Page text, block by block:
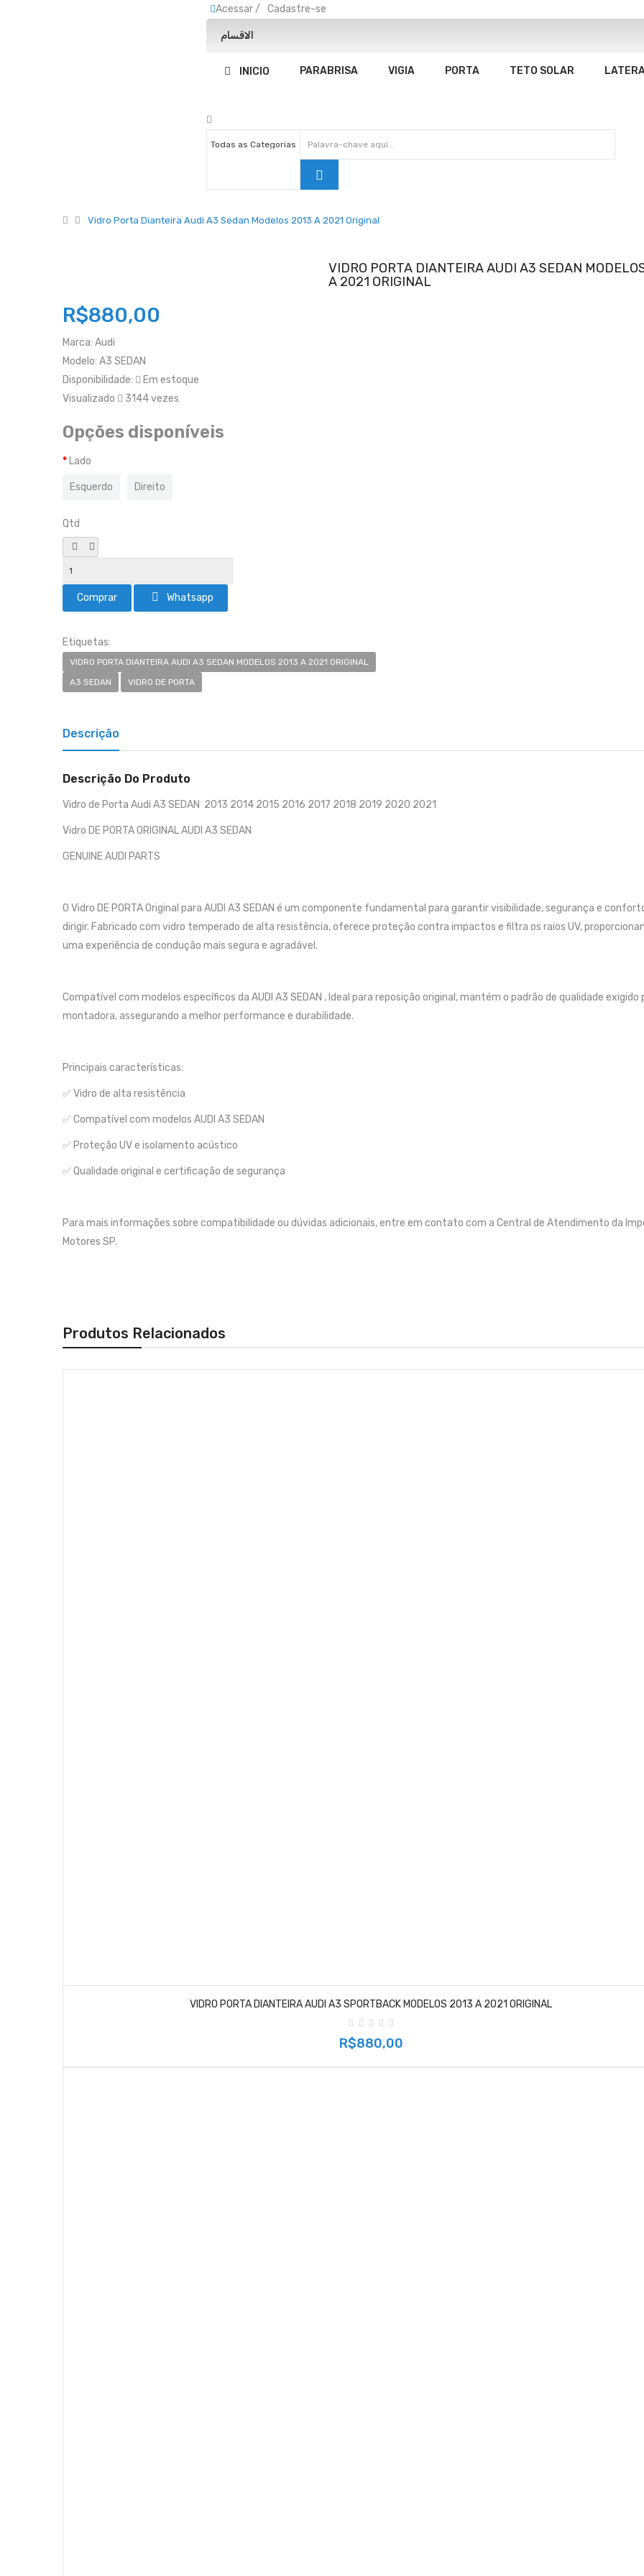
Acessar/ Cadastre-se
الاقسام
INICIO PARABRISA VIGIA PORTA TETO SOLAR
Vidro Porta Dianteira Audi A3 Sedan Modelos 2013 A 2021 Original
VIDRO PORTA DIANTEIRA AUDI A3 SEDAN
A 2021 ORIGINAL
R$880,00
Marca: Audi
Modelo: A3 SEDAN
Disponibilidade:
Em estoque
Visualizado
3144 vezes
Opções disponíveis
Lado
Esquerdo Direito
Qtd
Whatsapp
Etiquetas:
VIDRO PORTA DIANTEIRA AUDI A3 SEDAN MODELOS 2013 A 2021 ORIGINAL
A3 SEDAN
VIDRO DE PORTA
Descrição
Descrição Do Produto
Vidro de Porta Audi A3 SEDAN 2013 2014 2015 2016 2017 2018 2019 2020 2021
Vidro DE PORTA ORIGINAL AUDI A3 SEDAN
GENUINE AUDI PARTS
O Vidro DE PORTA Original para AUDI A3 SEDAN é um componente fundamental para garantir visibilidade, segurança e
dirigir. Fabricado com vidro temperado de alta resistência, oferece proteção contra impactos e filtra os raios UV,
uma experiência de condução mais segura e agradável.
Compatível com modelos específicos da AUDI A3 SEDAN , Ideal para reposição original, mantém o padrão de qualidade exigido
montadora, assegurando a melhor performance e durabilidade.
Principais características:
✅ Vidro de alta resistência
✅ Compatível com modelos AUDI A3 SEDAN
✅ Proteção UV e isolamento acústico
✅ Qualidade original e certificação de segurança
Para mais informações sobre compatibilidade ou dúvidas adicionais, entre em contato com a Central de Atendimento da
Motores SP.
Produtos Relacionados
VIDRO PORTA DIANTEIRA AUDI A3 SPORTBACK MODELOS 2013 A 2021 ORIGINAL
R$880,00